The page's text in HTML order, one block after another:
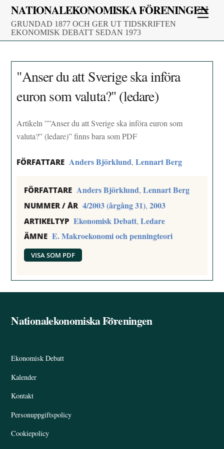
Skip
content
NATIONALEKONOMISKA FÖRENINGEN
GRUNDAD 1877 OCH GER UT TIDSKRIFTEN
EKONOMISK DEBATT SEDAN 1973
"Anser du att Sverige ska införa
euron som valuta?" (ledare)
Artikeln ””Anser du att Sverige ska införa euron som
valuta?” (ledare)” finns bara som PDF
FÖRFATTARE Anders Björklund,Lennart Berg
FÖRFATTARE Anders Björklund,Lennart Berg
NUMMER / ÅR 4/2003 (årgång 31),2003
ARTIKELTYP Ekonomisk Debatt,Ledare
ÄMNE E. Makroekonomi och penningteori
VISA SOM PDF
Back
Nationalekonomiska Föreningen
Ekonomisk Debatt
Kalender
Kontakt
Personuppgiftspolicy
Cookiepolicy